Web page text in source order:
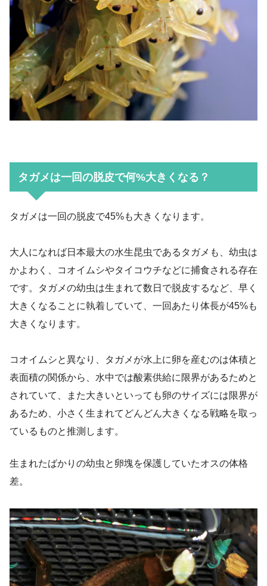
タガメは一回の脱皮で何%大きくなる？
タガメは一回の脱皮で45%も大きくなります。
大人になれば日本最大の水生昆虫であるタガメも、幼虫は
かよわく、コオイムシやタイコウチなどに捕食される存在
です。タガメの幼虫は生まれて数日で脱皮するなど、早く
大きくなることに執着していて、一回あたり体長が45%も
大きくなります。
コオイムシと異なり、タガメが水上に卵を産むのは体積と
表面積の関係から、水中では酸素供給に限界があるためと
されていて、また大きいといっても卵のサイズには限界が
あるため、小さく生まれてどんどん大きくなる戦略を取っ
ているものと推測します。
生まれたばかりの幼虫と卵塊を保護していたオスの体格
差。